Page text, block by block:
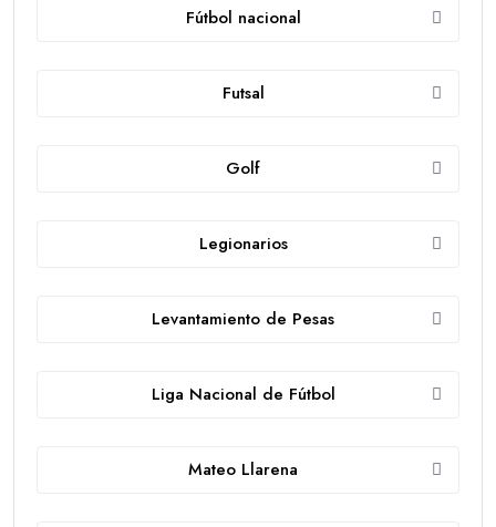
Fútbol nacional
Futsal
Golf
Legionarios
Levantamiento de Pesas
Liga Nacional de Fútbol
Mateo Llarena